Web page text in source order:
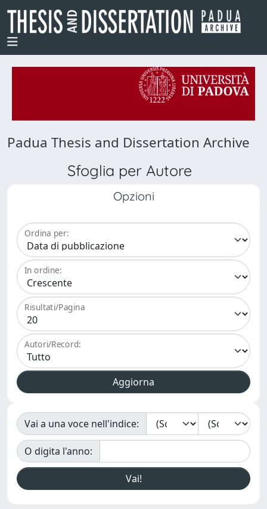
Padua Thesis and Dissertation Archive
Sfoglia per Autore
Opzioni
Ordina per:
In ordine:
Risultati/Pagina
Autori/Record:
Vai a una voce nell'indice:
O digita l'anno: